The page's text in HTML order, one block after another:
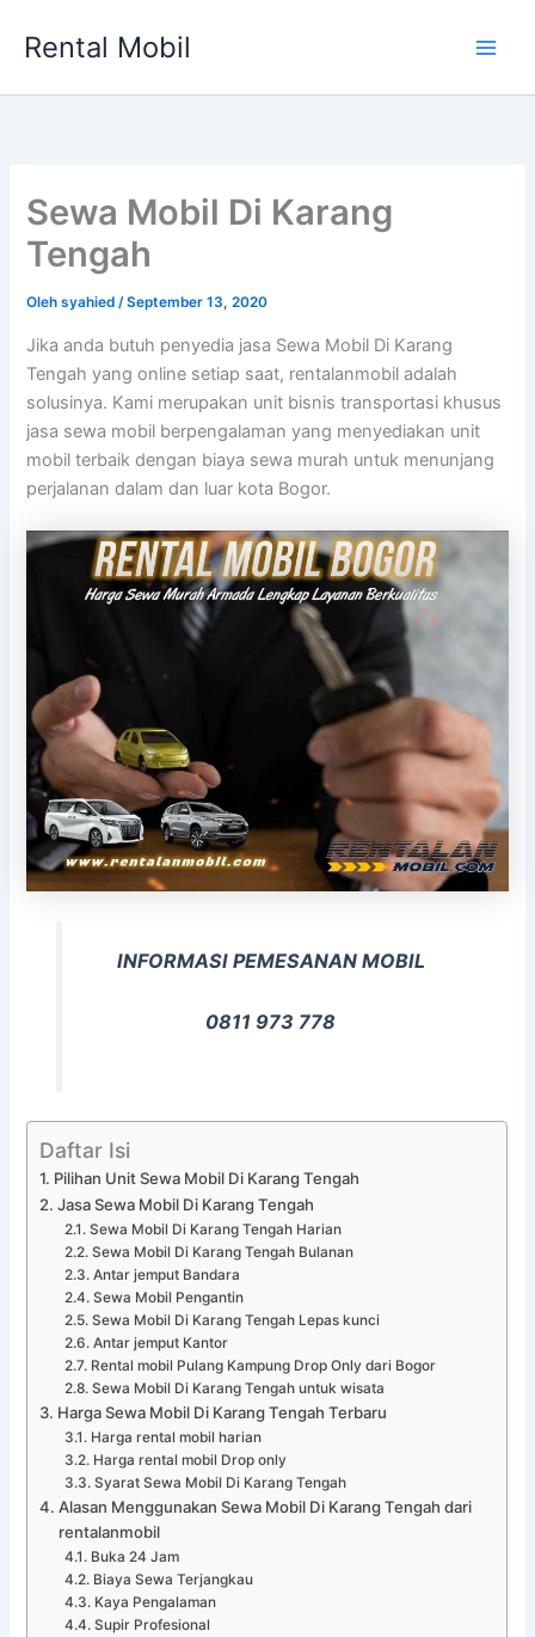
Rental Mobil
Sewa Mobil Di Karang
Tengah
Olehsyahied/September 13, 2020
Jika anda butuh penyedia jasa Sewa Mobil Di Karang
Tengah yang online setiap saat, rentalanmobil adalah
solusinya. Kami merupakan unit bisnis transportasi khusus
jasa sewa mobil berpengalaman yang menyediakan unit
mobil terbaik dengan biaya sewa murah untuk menunjang
perjalanan dalam dan luar kota Bogor.
INFORMASI PEMESANAN MOBIL
0811 973 778
Daftar Isi
Pilihan Unit Sewa Mobil Di Karang Tengah
Jasa Sewa Mobil Di Karang Tengah
Sewa Mobil Di Karang Tengah Harian
Sewa Mobil Di Karang Tengah Bulanan
Antar jemput Bandara
Sewa Mobil Pengantin
Sewa Mobil Di Karang Tengah Lepas kunci
Antar jemput Kantor
Rental mobil Pulang Kampung Drop Only dari Bogor
Sewa Mobil Di Karang Tengah untuk wisata
Harga Sewa Mobil Di Karang Tengah Terbaru
Harga rental mobil harian
Harga rental mobil Drop only
Syarat Sewa Mobil Di Karang Tengah
Alasan Menggunakan Sewa Mobil Di Karang Tengah dari
rentalanmobil
Buka 24 Jam
Biaya Sewa Terjangkau
Kaya Pengalaman
Supir Profesional